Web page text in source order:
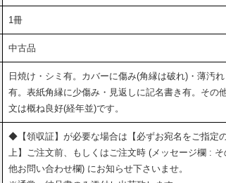
1冊
中古品
日焼け・シミ有。カバーに傷み(角縁は破れ)・薄汚れ
有。表紙角縁に少傷み・見返しに記名書き有。その
文は概ね良好(経年並)です。
◆【領収証】が必要な場合は【必ずお宛名をご指定
上】ご注文前、もしくはご注文時 (メッセージ欄 : そ
他お問い合わせ欄) にお知らせ下さいませ。